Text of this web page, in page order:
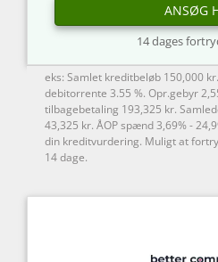
ANSØG
14 dages
eks: Samlet kreditbeløb 150,000
debitorrente 3.55 %. Opr.gebyr
tilbagebetaling 193,325 kr.
43,325 kr. ÅOP spænd 3,69% -
din kreditvurdering. Muligt at
14 dage.